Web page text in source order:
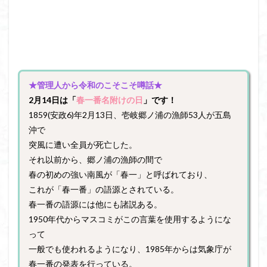
★管理人から令和のこそこそ噂話★
2月14日は「春一番名附けの日 」です！
1859(安政6)年2月13日、壱岐郷ノ浦の漁師53人が五島
沖で
突風に遭い全員が死亡した。
それ以前から、郷ノ浦の漁師の間で
春の初めの強い南風が「春一」と呼ばれており、
これが「春一番」の語源とされている。
春一番の語源には他にも諸説ある。
1950年代からマスコミがこの言葉を使用するようにな
って
一般でも使われるようになり、1985年からは気象庁が
春一番の発表を行っている。